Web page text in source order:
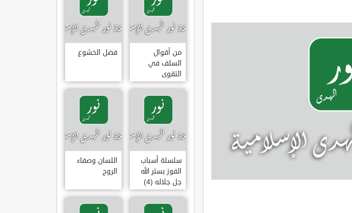
من أقوال
السلف في
التقوى
فضل الخشوع
سلسلة أسباب
الفوز بستر الله
جل جلاله (4)
اللسان وصفاء
الروح